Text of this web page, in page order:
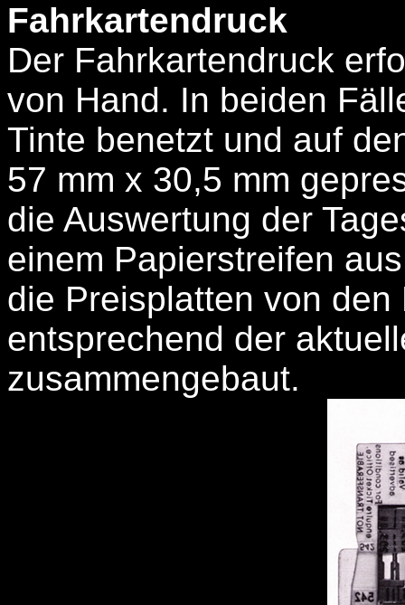
Fahrkartendruck
Der Fahrkartendruck
von Hand. In beiden
Tinte benetzt und auf
57 mm x 30,5 mm
die Auswertung der
einem Papierstreifen
die Preisplatten von
entsprechend der
zusammengebaut.